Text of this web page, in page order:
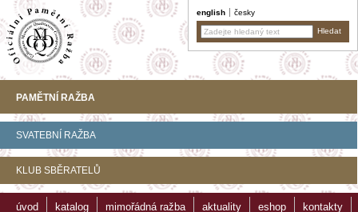
english česky
PAMĚTNÍ RAŽBA
SVATEBNÍ RAŽBA
KLUB SBĚRATELŮ
úvod katalog mimořádná ražba aktuality eshop kontakty